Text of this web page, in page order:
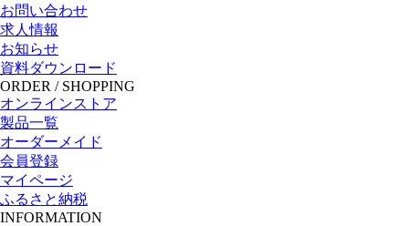
お問い合わせ
求人情報
お知らせ
資料ダウンロード
ORDER / SHOPPING
オンラインストア
製品一覧
オーダーメイド
会員登録
マイページ
ふるさと納税
INFORMATION